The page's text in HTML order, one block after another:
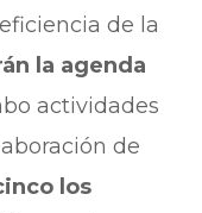
de la
la agenda
actividades
de
los